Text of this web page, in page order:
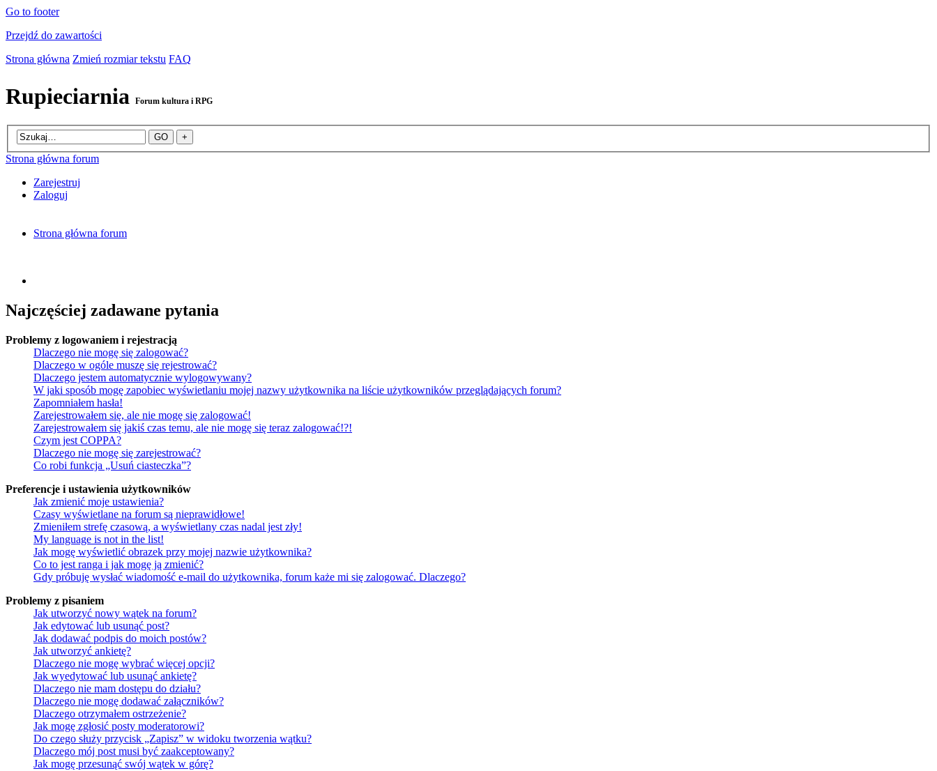
Go to footer
Przejdź do zawartości
Strona główna Zmień rozmiar tekstu FAQ
Rupieciarnia Forum kultura i RPG
Strona główna forum
Zarejestruj
Zaloguj
Strona główna forum
Najczęściej zadawane pytania
Problemy z logowaniem i rejestracją
Dlaczego nie mogę się zalogować?
Dlaczego w ogóle muszę się rejestrować?
Dlaczego jestem automatycznie wylogowywany?
W jaki sposób mogę zapobiec wyświetlaniu mojej nazwy użytkownika na liście użytkowników przeglądających forum?
Zapomniałem hasła!
Zarejestrowałem się, ale nie mogę się zalogować!
Zarejestrowałem się jakiś czas temu, ale nie mogę się teraz zalogować!?!
Czym jest COPPA?
Dlaczego nie mogę się zarejestrować?
Co robi funkcja „Usuń ciasteczka”?
Preferencje i ustawienia użytkowników
Jak zmienić moje ustawienia?
Czasy wyświetlane na forum są nieprawidłowe!
Zmieniłem strefę czasową, a wyświetlany czas nadal jest zły!
My language is not in the list!
Jak mogę wyświetlić obrazek przy mojej nazwie użytkownika?
Co to jest ranga i jak mogę ją zmienić?
Gdy próbuję wysłać wiadomość e-mail do użytkownika, forum każe mi się zalogować. Dlaczego?
Problemy z pisaniem
Jak utworzyć nowy wątek na forum?
Jak edytować lub usunąć post?
Jak dodawać podpis do moich postów?
Jak utworzyć ankietę?
Dlaczego nie mogę wybrać więcej opcji?
Jak wyedytować lub usunąć ankietę?
Dlaczego nie mam dostępu do działu?
Dlaczego nie mogę dodawać załączników?
Dlaczego otrzymałem ostrzeżenie?
Jak mogę zgłosić posty moderatorowi?
Do czego służy przycisk „Zapisz” w widoku tworzenia wątku?
Dlaczego mój post musi być zaakceptowany?
Jak mogę przesunąć swój wątek w górę?